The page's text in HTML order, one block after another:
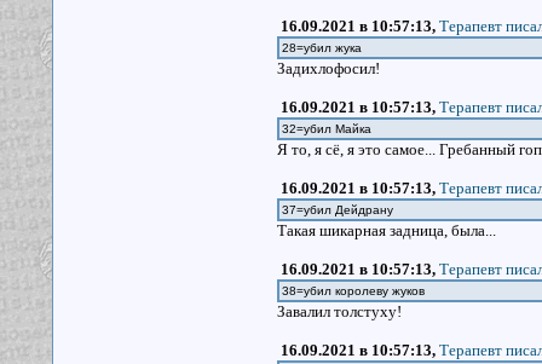
16.09.2021 в 10:57:13, Терапевт
28=убил жука
Задихлофосил!
16.09.2021 в 10:57:13, Терапевт
32=убил Майка
Я то, я сё, я это самое... Гребанный
16.09.2021 в 10:57:13, Терапевт
37=убил Дейдрану
Такая шикарная задница, была...
16.09.2021 в 10:57:13, Терапевт
38=убил королеву жуков
Завалил толстуху!
16.09.2021 в 10:57:13, Терапевт